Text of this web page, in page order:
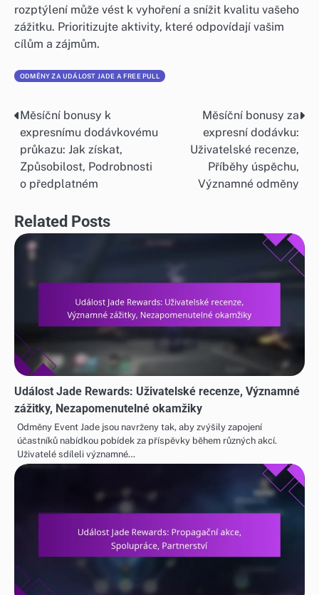
rozptýlení může vést k vyhoření a snížit kvalitu vašeho
zážitku. Prioritizujte aktivity, které odpovídají vašim
cílům a zájmům.
ODMĚNY ZA UDÁLOST JADE A FREE PULL
Post
navigation
Měsíční bonusy k
expresnímu dodávkovému
průkazu: Jak získat,
Způsobilost, Podrobnosti
o předplatném
Měsíční bonusy za
expresní dodávku:
Uživatelské recenze,
Příběhy úspěchu,
Významné odměny
Related Posts
Událost Jade Rewards: Uživatelské recenze, Významné
zážitky, Nezapomenutelné okamžiky
Odměny Event Jade jsou navrženy tak, aby zvýšily zapojení
účastníků nabídkou pobídek za příspěvky během různých akcí.
Uživatelé sdíleli významné…